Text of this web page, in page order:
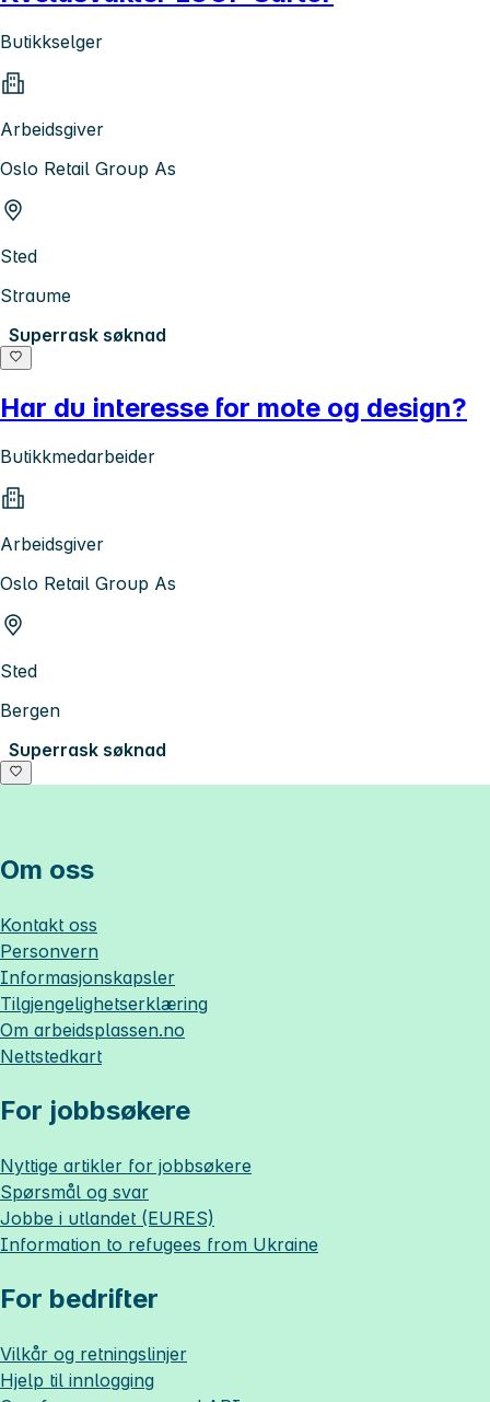
Butikkselger
Arbeidsgiver
Oslo Retail Group As
Sted
Straume
Superrask søknad
Har du interesse for mote og design?
Butikkmedarbeider
Arbeidsgiver
Oslo Retail Group As
Sted
Bergen
Superrask søknad
Om oss
Kontakt oss
Personvern
Informasjonskapsler
Tilgjengelighetserklæring
Om arbeidsplassen.no
Nettstedkart
For jobbsøkere
Nyttige artikler for jobbsøkere
Spørsmål og svar
Jobbe i utlandet (EURES)
Information to refugees from Ukraine
For bedrifter
Vilkår og retningslinjer
Hjelp til innlogging